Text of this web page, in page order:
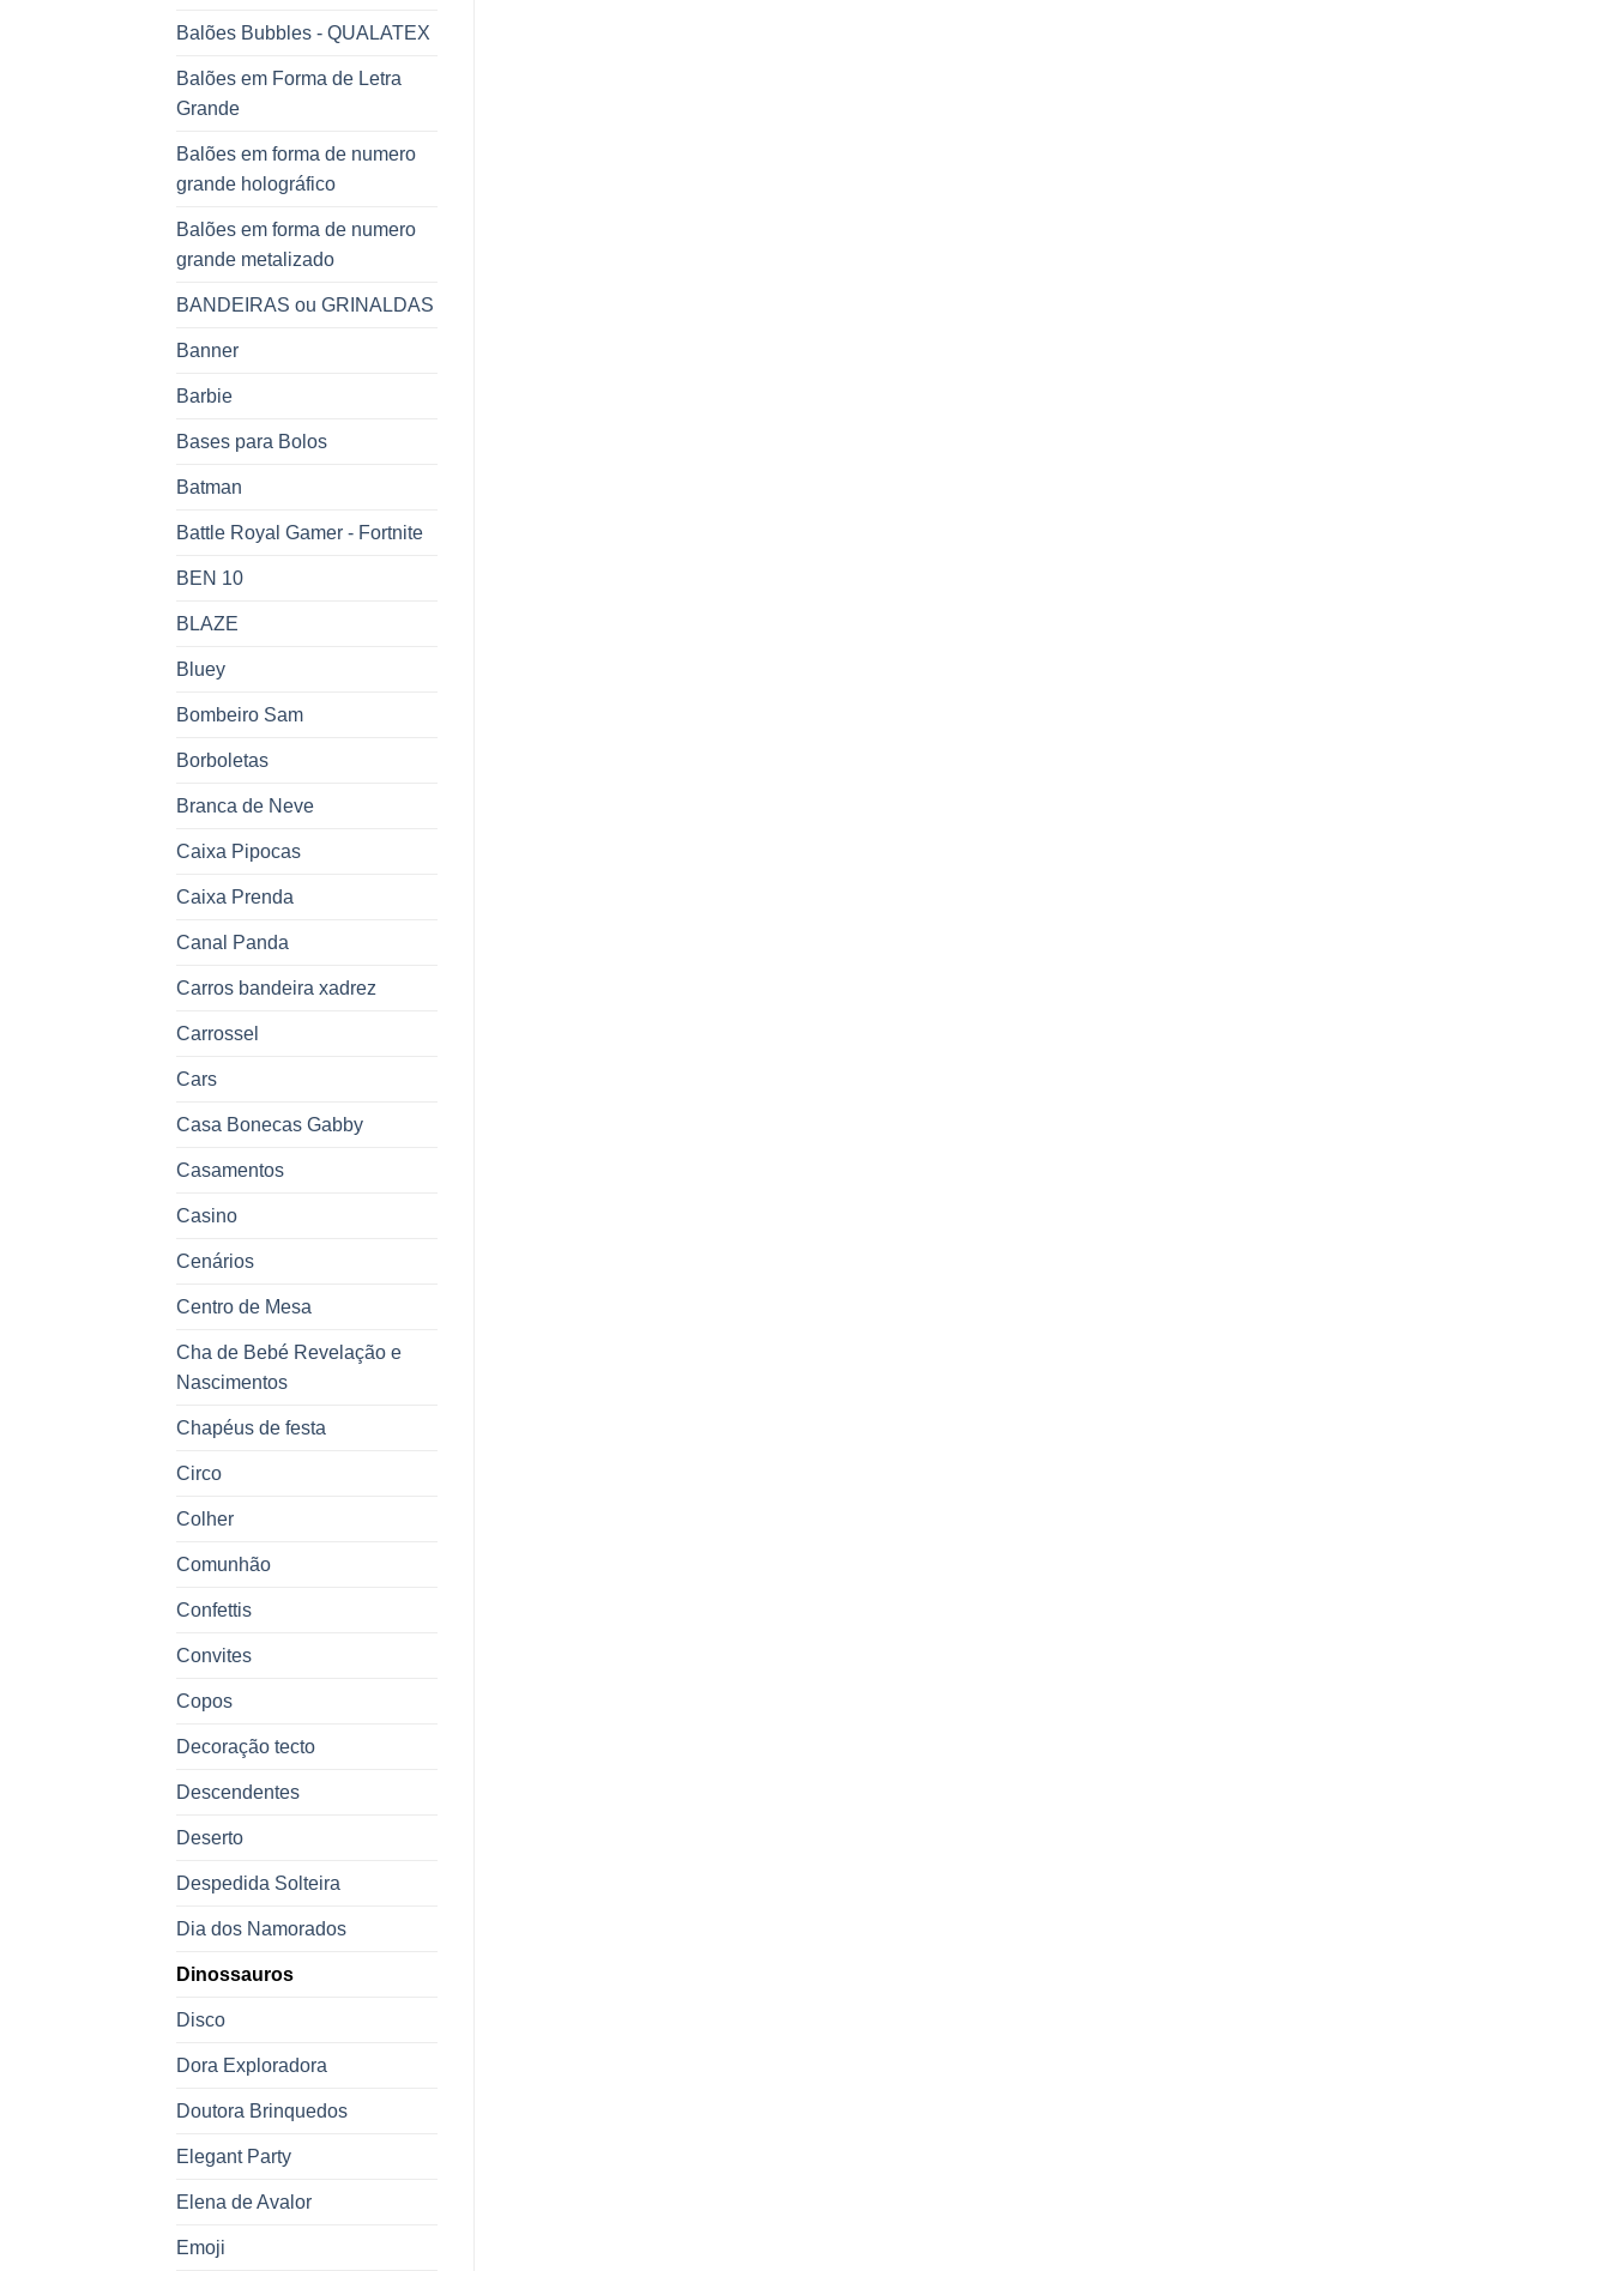
Balões Bubbles - QUALATEX
Balões em Forma de Letra
Grande
Balões em forma de numero
grande holográfico
Balões em forma de numero
grande metalizado
BANDEIRAS ou GRINALDAS
Banner
Barbie
Bases para Bolos
Batman
Battle Royal Gamer - Fortnite
BEN 10
BLAZE
Bluey
Bombeiro Sam
Borboletas
Branca de Neve
Caixa Pipocas
Caixa Prenda
Canal Panda
Carros bandeira xadrez
Carrossel
Cars
Casa Bonecas Gabby
Casamentos
Casino
Cenários
Centro de Mesa
Cha de Bebé Revelação e
Nascimentos
Chapéus de festa
Circo
Colher
Comunhão
Confettis
Convites
Copos
Decoração tecto
Descendentes
Deserto
Despedida Solteira
Dia dos Namorados
Dinossauros
Disco
Dora Exploradora
Doutora Brinquedos
Elegant Party
Elena de Avalor
Emoji